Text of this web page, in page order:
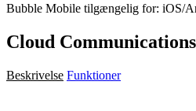
Bubble Mobile tilgængelig for: iOS/
Cloud Communications
Beskrivelse Funktioner